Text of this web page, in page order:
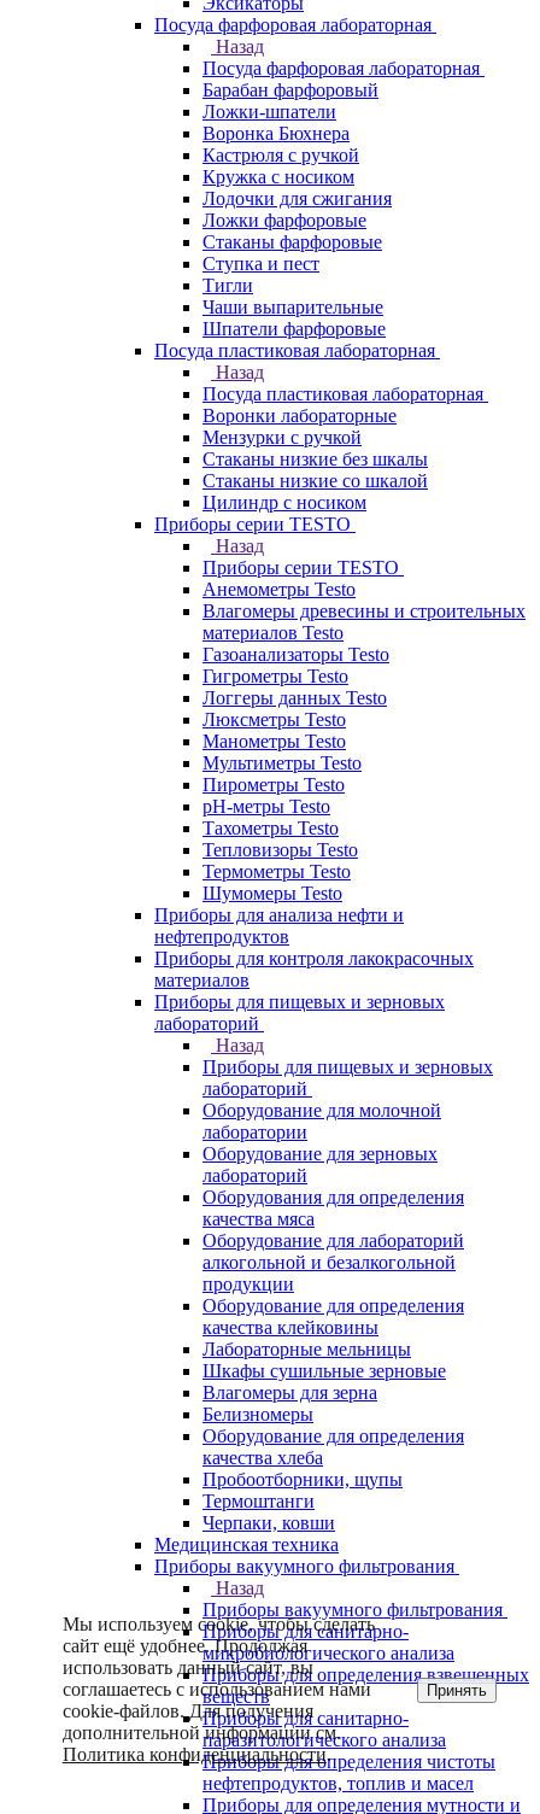
Посуда фарфоровая лабораторная
Назад
Посуда фарфоровая лабораторная
Барабан фарфоровый
Ложки-шпатели
Воронка Бюхнера
Кастрюля с ручкой
Кружка с носиком
Лодочки для сжигания
Ложки фарфоровые
Стаканы фарфоровые
Ступка и пест
Тигли
Чаши выпарительные
Шпатели фарфоровые
Посуда пластиковая лабораторная
Назад
Посуда пластиковая лабораторная
Воронки лабораторные
Мензурки с ручкой
Стаканы низкие без шкалы
Стаканы низкие со шкалой
Цилиндр с носиком
Приборы серии TESTO
Назад
Приборы серии TESTO
Анемометры Testo
Влагомеры древесины и строительных
материалов Testo
Газоанализаторы Testo
Гигрометры Testo
Логгеры данных Testo
Люксметры Testo
Манометры Testo
Мультиметры Testo
Пирометры Testo
pH-метры Testo
Тахометры Testo
Тепловизоры Testo
Термометры Testo
Шумомеры Testo
Приборы для анализа нефти и
нефтепродуктов
Приборы для контроля лакокрасочных
материалов
Приборы для пищевых и зерновых
лабораторий
Назад
Приборы для пищевых и зерновых
лабораторий
Оборудование для молочной
лаборатории
Оборудование для зерновых
лабораторий
Оборудования для определения
качества мяса
Оборудование для лабораторий
алкогольной и безалкогольной
продукции
Оборудование для определения
качества клейковины
Лабораторные мельницы
Шкафы сушильные зерновые
Влагомеры для зерна
Белизномеры
Оборудование для определения
качества хлеба
Пробоотборники, щупы
Термоштанги
Черпаки, ковши
Медицинская техника
Приборы вакуумного фильтрования
Назад
Приборы вакуумного фильтрования
Приборы для санитарно-
микробиологического анализа
Приборы для определения взвешенных
веществ
Приборы для санитарно-
паразитологического анализа
Приборы для определения чистоты
нефтепродуктов, топлив и масел
Приборы для определения мутности и
Мы используем cookie, чтобы сделать
сайт ещё удобнее. Продолжая
использовать данный сайт, вы
соглашаетесь с использованием нами
cookie-файлов. Для получения
дополнительной информации см.
Политика конфиденциальности.
Принять